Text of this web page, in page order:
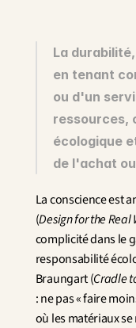
Aérospatial
Défense
Santé & Care
Immobilier
Banque et
Énergie
Territoires &
La
en tenant
ou d'un
ressources,
écologique
de l'achat
La conscience est
(Design for the Real
complicité dans le
responsabilité
Braungart (Cradle
: ne pas « faire
où les matériaux